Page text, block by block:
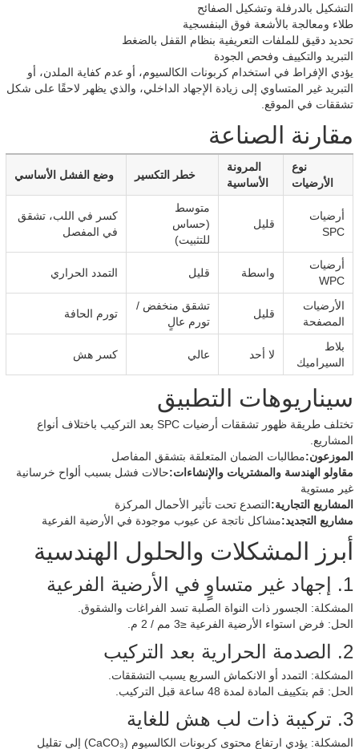
التشكيل بالدرفلة وتشكيل الصفائح
طلاء ومعالجة بالأشعة فوق البنفسجية
تحديد دقيق للملفات التعريفية بنظام القفل بالضغط
التبريد والتكييف وفحص الجودة
يؤدي الإفراط في استخدام كربونات الكالسيوم، أو عدم كفاية الملدن، أو
التبريد غير المتساوي إلى زيادة الإجهاد الداخلي، والذي يظهر لاحقًا على شكل
تشققات في الموقع.
مقارنة الصناعة
نوع
الأرضيات
المرونة
الأساسية
خطر التكسير وضع الفشل الأساسي
أرضيات
SPC
قليل
متوسط ​​
(حساس
للتثبيت)
كسر في اللب، تشقق
في المفصل
أرضيات
WPC
واسطة قليل التمدد الحراري
الأرضيات
المصفحة
قليل
تشقق منخفض /
تورم عالٍ
تورم الحافة
بلاط
السيراميك
لا أحد عالي كسر هش
سيناريوهات التطبيق
تختلف طريقة ظهور تشققات أرضيات SPC بعد التركيب باختلاف أنواع
المشاريع.
الموزعون:مطالبات الضمان المتعلقة بتشقق المفاصل
مقاولو الهندسة والمشتريات والإنشاءات:حالات فشل بسبب ألواح خرسانية
غير مستوية
المشاريع التجارية:التصدع تحت تأثير الأحمال المركزة
مشاريع التجديد:مشاكل ناتجة عن عيوب موجودة في الأرضية الفرعية
أبرز المشكلات والحلول الهندسية
1. إجهاد غير متساوٍ في الأرضية الفرعية
المشكلة: الجسور ذات النواة الصلبة تسد الفراغات والشقوق.
الحل: فرض استواء الأرضية الفرعية ≤3 مم / 2 م.
2. الصدمة الحرارية بعد التركيب
المشكلة: التمدد أو الانكماش السريع يسبب التشققات.
الحل: قم بتكييف المادة لمدة 48 ساعة قبل التركيب.
3. تركيبة ذات لب هش للغاية
المشكلة: يؤدي ارتفاع محتوى كربونات الكالسيوم (CaCO₃) إلى تقليل